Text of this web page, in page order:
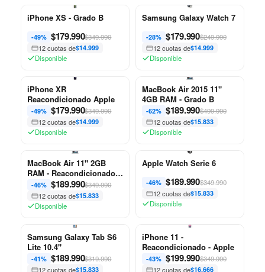
iPhone XS - Grado B
-49% $179.990$349.990
12 cuotas de$14.999
Disponible
Samsung Galaxy Watch 7
-28% $179.990$249.990
12 cuotas de$14.999
Disponible
iPhone XR
Reacondicionado Apple
-49% $179.990$349.990
12 cuotas de$14.999
Disponible
MacBook Air 2015 11"
4GB RAM - Grado B
-62% $189.990$499.990
12 cuotas de$15.833
Disponible
MacBook Air 11" 2GB
RAM - Reacondicionado -
Apple
-46% $189.990$349.990
12 cuotas de$15.833
Disponible
Apple Watch Serie 6
-46% $189.990$349.990
12 cuotas de$15.833
Disponible
Samsung Galaxy Tab S6
Lite 10.4"
-41% $189.990$319.990
12 cuotas de$15.833
iPhone 11 -
Reacondicionado - Apple
-43% $199.990$349.990
12 cuotas de$16.666